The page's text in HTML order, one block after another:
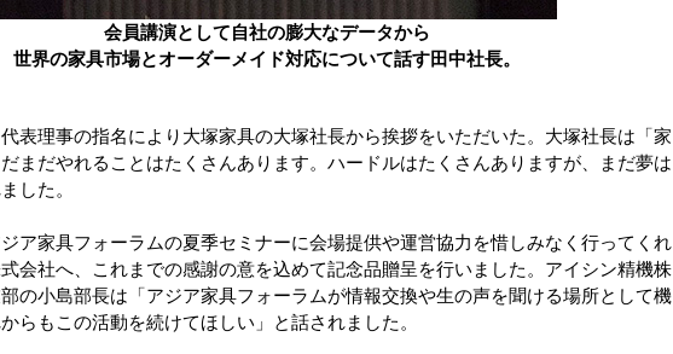
会員講演として自社の膨大なデータから
世界の家具市場とオーダーメイド対応について話す田中社長。
表理事の指名により大塚家具の大塚社長から挨拶をいただいた。大塚社長は「家
まだやれることはたくさんあります。ハードルはたくさんありますが、まだ夢は
した。
ア家具フォーラムの夏季セミナーに会場提供や運営協力を惜しみなく行ってくれ
会社へ、これまでの感謝の意を込めて記念品贈呈を行いました。アイシン精機株
の小島部長は「アジア家具フォーラムが情報交換や生の声を聞ける場所として機
らもこの活動を続けてほしい」と話されました。